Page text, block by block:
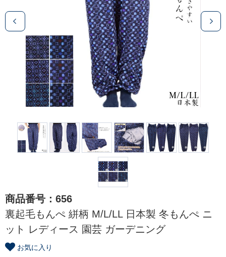
商品番号：656
裏起毛もんぺ 絣柄 M/L/LL 日本製 冬もんぺ ニ
ット レディース 園芸 ガーデニング
お気に入り